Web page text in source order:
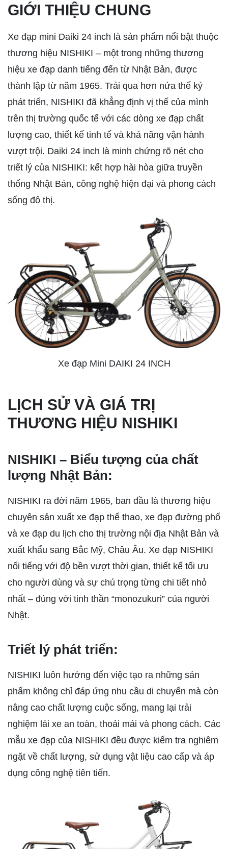
GIỚI THIỆU CHUNG
Xe đạp mini Daiki 24 inch là sản phẩm nổi bật thuộc
thương hiệu NISHIKI – một trong những thương
hiệu xe đạp danh tiếng đến từ Nhật Bản, được
thành lập từ năm 1965. Trải qua hơn nửa thế kỷ
phát triển, NISHIKI đã khẳng định vị thế của mình
trên thị trường quốc tế với các dòng xe đạp chất
lượng cao, thiết kế tinh tế và khả năng vận hành
vượt trội. Daiki 24 inch là minh chứng rõ nét cho
triết lý của NISHIKI: kết hợp hài hòa giữa truyền
thống Nhật Bản, công nghệ hiện đại và phong cách
sống đô thị.
Xe đạp Mini DAIKI 24 INCH
LỊCH SỬ VÀ GIÁ TRỊ
THƯƠNG HIỆU NISHIKI
NISHIKI – Biểu tượng của chất
lượng Nhật Bản:
NISHIKI ra đời năm 1965, ban đầu là thương hiệu
chuyên sản xuất xe đạp thể thao, xe đạp đường phố
và xe đạp du lịch cho thị trường nội địa Nhật Bản và
xuất khẩu sang Bắc Mỹ, Châu Âu. Xe đạp NISHIKI
nổi tiếng với độ bền vượt thời gian, thiết kế tối ưu
cho người dùng và sự chú trọng từng chi tiết nhỏ
nhất – đúng với tinh thần “monozukuri” của người
Nhật.
Triết lý phát triển:
NISHIKI luôn hướng đến việc tạo ra những sản
phẩm không chỉ đáp ứng nhu cầu di chuyển mà còn
nâng cao chất lượng cuộc sống, mang lại trải
nghiệm lái xe an toàn, thoải mái và phong cách. Các
mẫu xe đạp của NISHIKI đều được kiểm tra nghiêm
ngặt về chất lượng, sử dụng vật liệu cao cấp và áp
dụng công nghệ tiên tiến.